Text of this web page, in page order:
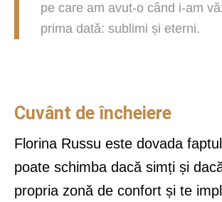
pe care am avut-o când i-am
prima dată: sublimi și eterni.
Cuvânt de încheiere
Florina Russu este dovada
poate schimba dacă simți și
propria zonă de confort și te